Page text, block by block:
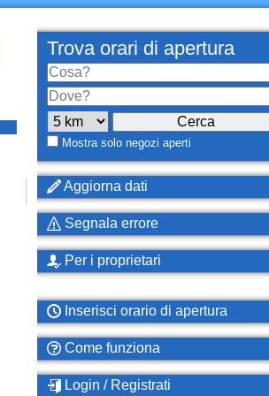
Trova orari di apertura
Mostra solo negozi aperti
Aggiorna dati
Segnala errore
Per i proprietari
Inserisci orario di apertura
Come funziona
Login / Registrati